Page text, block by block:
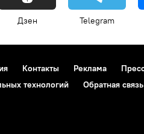
Дзен Telegram
Контакты Реклама
технологий
Обратная связь